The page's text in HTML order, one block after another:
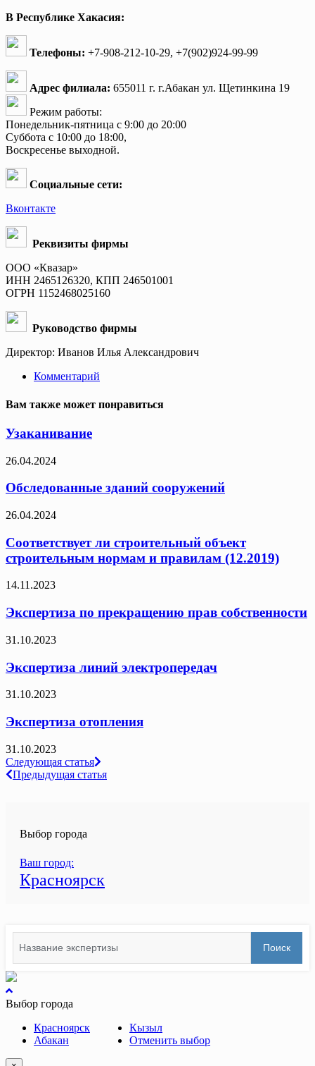
В Республике Хакасия:
Телефоны: +7-908-212-10-29, +7(902)924-99-99
Адрес филиала: 655011 г. г.Абакан ул. Щетинкина 19
Режим работы:
Понедельник-пятница с 9:00 до 20:00
Суббота с 10:00 до 18:00,
Воскресенье выходной.
Социальные сети:
Вконтакте
Реквизиты фирмы
ООО «Квазар»
ИНН 2465126320, КПП 246501001
ОГРН 1152468025160
Руководство фирмы
Директор: Иванов Илья Александрович
Комментарий
Вам также может понравиться
Узаканивание
26.04.2024
Обследованные зданий сооружений
26.04.2024
Соответствует ли строительный объект
строительным нормам и правилам (12.2019)
14.11.2023
Экспертиза по прекращению прав собственности
31.10.2023
Экспертиза линий электропередач
31.10.2023
Экспертиза отопления
31.10.2023
Навигация
по
Следующая статья
Предыдущая статья
Выбор города
Ваш город:
Красноярск
for:
Поиск
вернуться
к
Выбор города
Красноярск
Абакан
Кызыл
Отменить выбор